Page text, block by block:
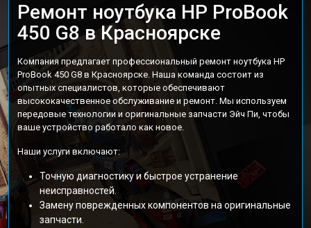
Ремонт ноутбука HP ProBook
450 G8 в Красноярске
Компания предлагает профессиональный ремонт ноутбука HP
ProBook 450 G8 в Красноярске. Наша команда состоит из
опытных специалистов, которые обеспечивают
высококачественное обслуживание и ремонт. Мы используем
передовые технологии и оригинальные запчасти Эйч Пи, чтобы
ваше устройство работало как новое.
Наши услуги включают:
Точную диагностику и быстрое устранение
неисправностей.
Замену поврежденных компонентов на оригинальные
запчасти.